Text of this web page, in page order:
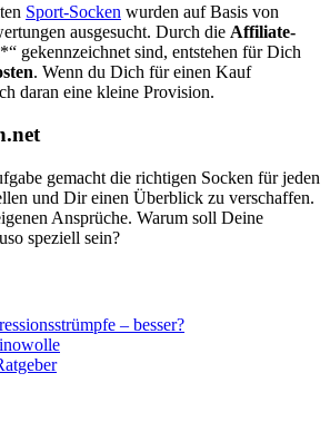
Sport-Socken wurden auf Basis von
ausgesucht. Durch die Affiliate-
gekennzeichnet sind, entstehen für Dich
. Wenn du Dich für einen Kauf
daran eine kleine Provision.
gemacht die richtigen Socken für jeden
und Dir einen Überblick zu verschaffen.
Ansprüche. Warum soll Deine
speziell sein?
– besser?